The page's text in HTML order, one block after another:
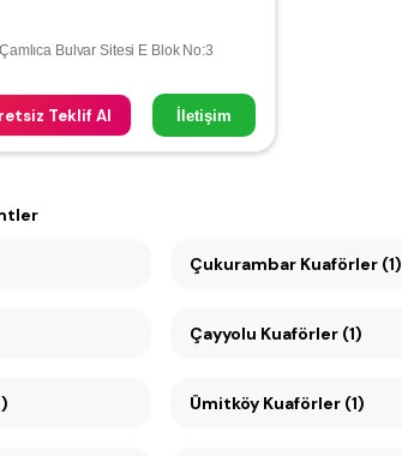
Bulvar Sitesi E Blok No:3
Teklif Al İletişim
Çukurambar Kuaförler (1)
Çayyolu Kuaförler (1)
Ümitköy Kuaförler (1)